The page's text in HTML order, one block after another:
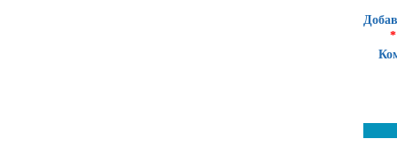
*